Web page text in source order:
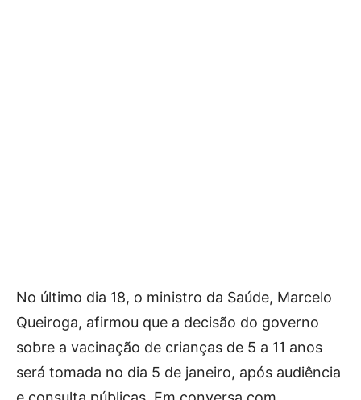
No último dia 18, o ministro da Saúde, Marcelo
Queiroga, afirmou que a decisão do governo
sobre a vacinação de crianças de 5 a 11 anos
será tomada no dia 5 de janeiro, após audiência